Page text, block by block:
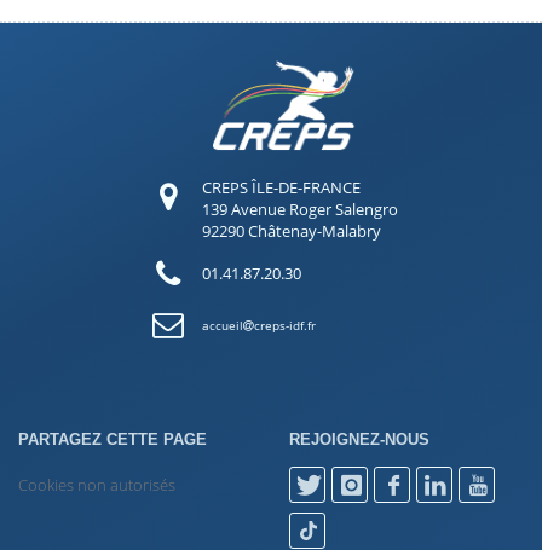
CREPS ÎLE-DE-FRANCE
139 Avenue Roger Salengro
92290 Châtenay-Malabry
01.41.87.20.30
accueil creps-idf.fr
PARTAGEZ CETTE PAGE
Cookies non autorisés
REJOIGNEZ-NOUS